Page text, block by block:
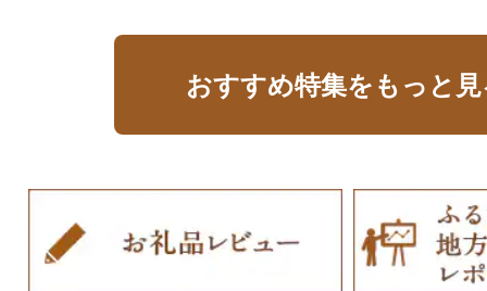
おすすめ特集をもっと